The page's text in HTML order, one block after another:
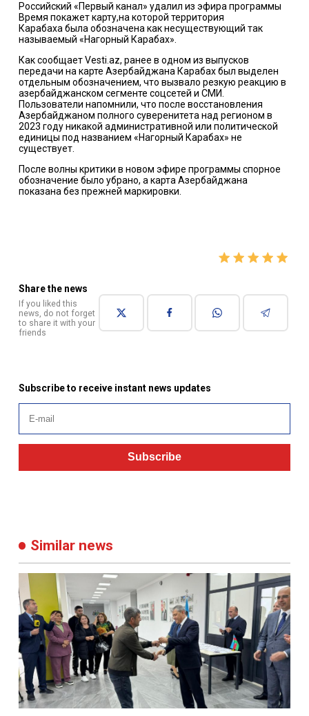
Российский «Первый канал» удалил из эфира программы
Время покажет карту,на которой территория
Карабахабыла обозначена как несуществующий так
называемый «Нагорный Карабах».
Как сообщает Vesti.az, ранее в одном из выпусков
передачи на карте Азербайджана Карабах был выделен
отдельным обозначением, что вызвало резкую реакцию в
азербайджанском сегменте соцсетей и СМИ.
Пользователи напомнили, что после восстановления
Азербайджаном полного суверенитета над регионом в
2023 году никакой административной или политической
единицы под названием «Нагорный Карабах» не
существует.
После волны критики в новом эфире программы спорное
обозначение было убрано, а карта Азербайджана
показана без прежней маркировки.
Share the news
If you liked this
news, do not forget
to share it with your
friends
Subscribe to receive instant news updates
Subscribe
Similar news